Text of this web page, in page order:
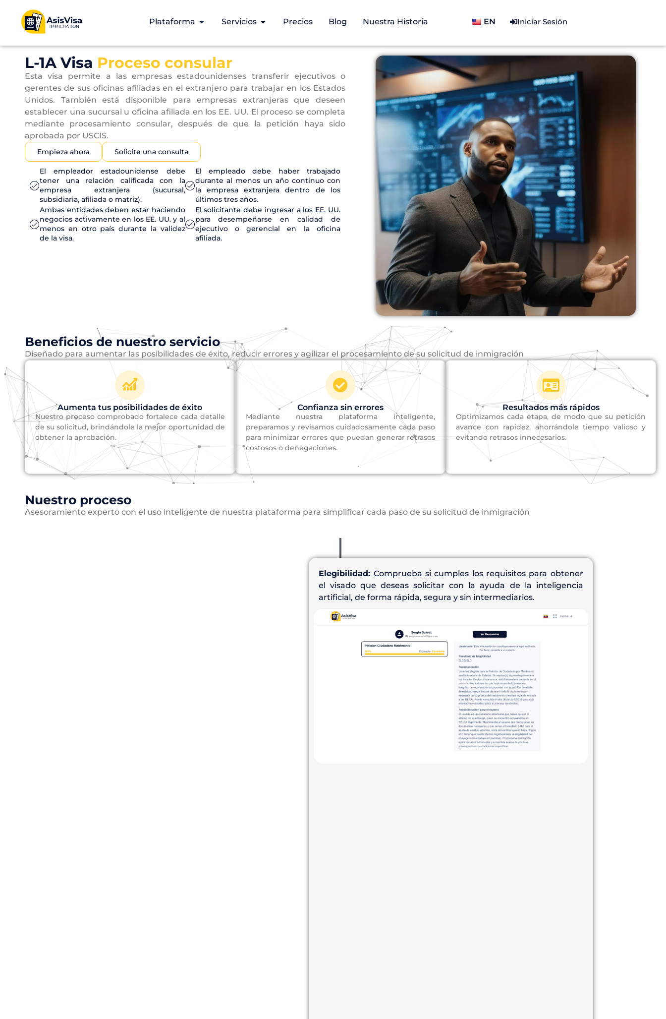
Plataforma Servicios Precios Blog Nuestra Historia EN Iniciar Sesión
L-1A Visa Proceso consular
Esta visa permite a las empresas estadounidenses transferir ejecutivos o
gerentes de sus oficinas afiliadas en el extranjero para trabajar en los Estados
Unidos. También está disponible para empresas extranjeras que deseen
establecer una sucursal u oficina afiliada en los EE. UU. El proceso se completa
mediante procesamiento consular, después de que la petición haya sido
aprobada por USCIS.
Empieza ahora Solicite una consulta
El empleador estadounidense debe
tener una relación calificada con la
empresa extranjera (sucursal,
subsidiaria, afiliada o matriz).
El empleado debe haber trabajado
durante al menos un año continuo con
la empresa extranjera dentro de los
últimos tres años.
Ambas entidades deben estar haciendo
negocios activamente en los EE. UU. y al
menos en otro país durante la validez
de la visa.
El solicitante debe ingresar a los EE. UU.
para desempeñarse en calidad de
ejecutivo o gerencial en la oficina
afiliada.
Beneficios de nuestro servicio
Diseñado para aumentar las posibilidades de éxito, reducir errores y agilizar el procesamiento de su solicitud de inmigración
Aumenta tus posibilidades de éxito
Nuestro proceso comprobado fortalece cada detalle
de su solicitud, brindándole la mejor oportunidad de
obtener la aprobación.
Confianza sin errores
Mediante nuestra plataforma inteligente,
preparamos y revisamos cuidadosamente cada paso
para minimizar errores que puedan generar retrasos
costosos o denegaciones.
Resultados más rápidos
Optimizamos cada etapa, de modo que su petición
avance con rapidez, ahorrándole tiempo valioso y
evitando retrasos innecesarios.
Nuestro proceso
Asesoramiento experto con el uso inteligente de nuestra plataforma para simplificar cada paso de su solicitud de inmigración
Elegibilidad: Comprueba si cumples los requisitos para obtener
el visado que deseas solicitar con la ayuda de la inteligencia
artificial, de forma rápida, segura y sin intermediarios.